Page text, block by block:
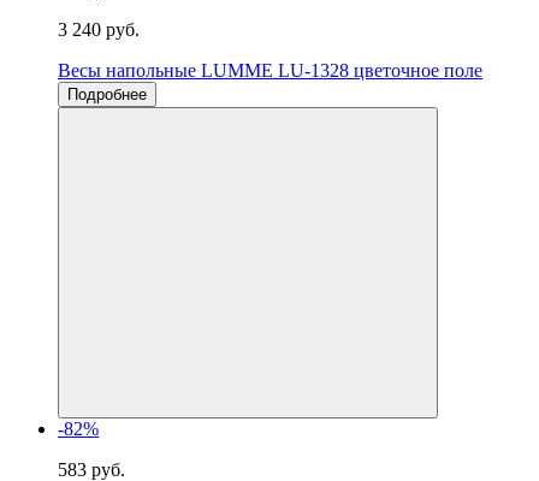
3 240 руб.
Весы напольные LUMME LU-1328 цветочное поле
Подробнее
-82%
583 руб.